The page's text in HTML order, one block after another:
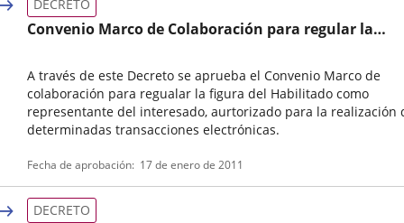
Convenio Marco de Colaboración para regular la
interesado
A través de este Decreto se aprueba el Convenio Marco de
colaboración para regualar la figura del Habilitado como
representante del interesado, aurtorizado para la realización
determinadas transacciones electrónicas.
de
normativa
DECRETO
Fecha de aprobación 17 de enero de 2011
DECRETO